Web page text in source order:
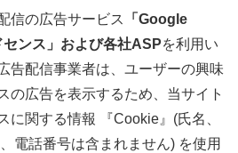
信の広告サービス
「Google
ンス」および各社ASPを利用い
告配信事業者は、ユーザーの興味
の広告を表示するため、当サイト
に関する情報 『Cookie』(氏名、
電話番号は含まれません) を使用